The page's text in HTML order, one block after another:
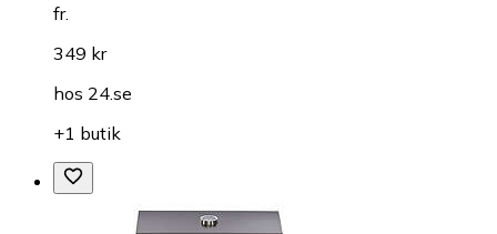
fr.
349 kr
hos 24.se
+1 butik